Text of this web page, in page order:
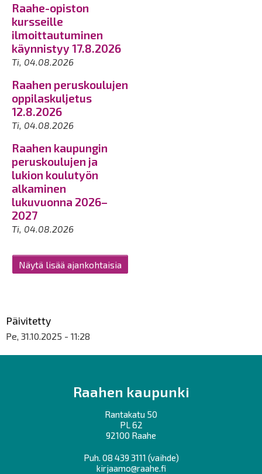
Raahe-opiston
kursseille
ilmoittautuminen
käynnistyy 17.8.2026
Ti, 04.08.2026
Raahen peruskoulujen
oppilaskuljetus
12.8.2026
Ti, 04.08.2026
Raahen kaupungin
peruskoulujen ja
lukion koulutyön
alkaminen
lukuvuonna 2026–
2027
Ti, 04.08.2026
Näytä lisää ajankohtaisia
Päivitetty
Pe, 31.10.2025 - 11:28
Raahen kaupunki
Rantakatu 50
PL 62
92100 Raahe
Puh. 08 439 3111 (vaihde)
kirjaamo@raahe.fi